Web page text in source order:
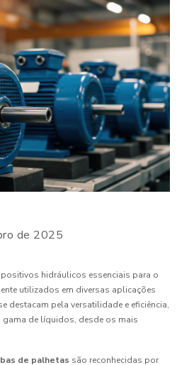
de 2025
hidráulicos essenciais para o
utilizados em diversas aplicações
destacam pela versatilidade e eficiência,
de líquidos, desde os mais
de palhetas são reconhecidas por